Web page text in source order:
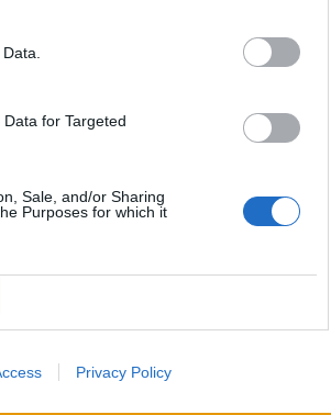
for Targeted
Sale, and/or Sharing
Purposes for which it
Privacy Policy